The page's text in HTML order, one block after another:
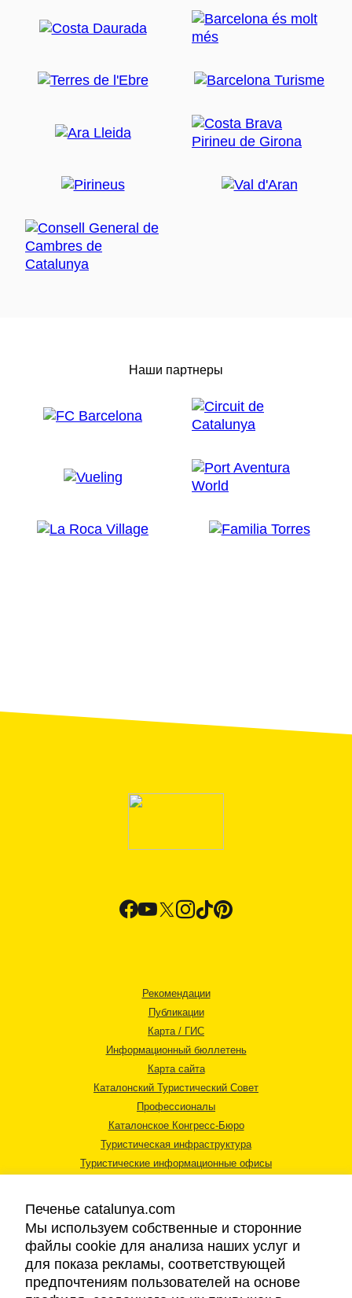
Наши партнеры
Рекомендации
Публикации
Карта / ГИС
Информационный бюллетень
Карта сайта
Каталонский Туристический Совет
Профессионалы
Каталонское Конгресс-Бюро
Туристическая инфраструктура
Туристические информационные офисы
Правовая информация
Печенье catalunya.com
Мы используем собственные и сторонние
файлы cookie для анализа наших услуг и
для показа рекламы, соответствующей
предпочтениям пользователей на основе